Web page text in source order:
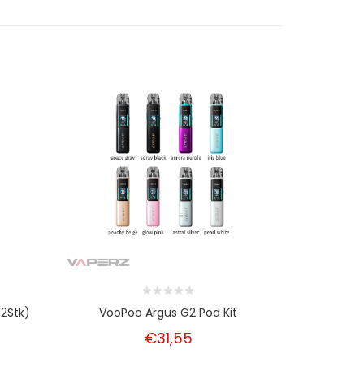
VooPoo Argus G2 Pod Kit
€31,55